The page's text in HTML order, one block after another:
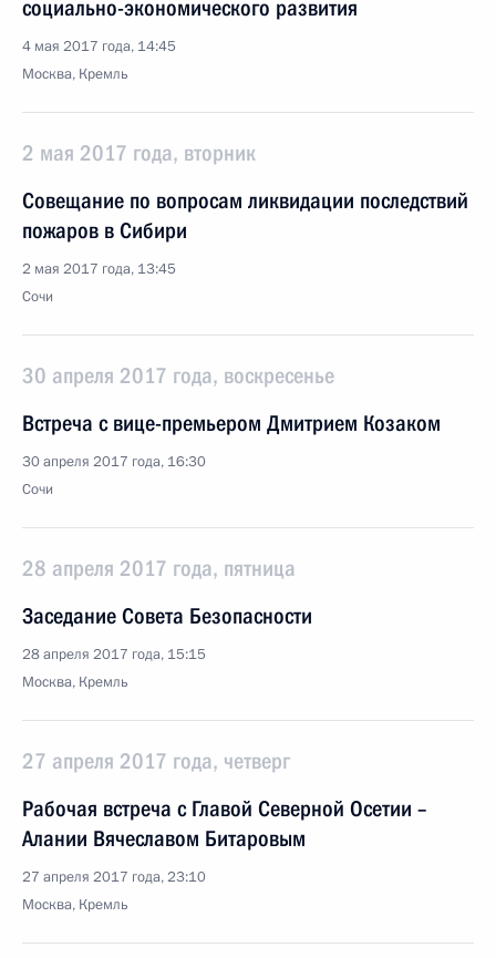
социально-экономического развития
4 мая 2017 года, 14:45
Москва, Кремль
2 мая 2017 года, вторник
Совещание по вопросам ликвидации последствий
пожаров в Сибири
2 мая 2017 года, 13:45
Сочи
30 апреля 2017 года, воскресенье
Встреча с вице-премьером Дмитрием Козаком
30 апреля 2017 года, 16:30
Сочи
28 апреля 2017 года, пятница
Заседание Совета Безопасности
28 апреля 2017 года, 15:15
Москва, Кремль
27 апреля 2017 года, четверг
Рабочая встреча с Главой Северной Осетии –
Алании Вячеславом Битаровым
27 апреля 2017 года, 23:10
Москва, Кремль